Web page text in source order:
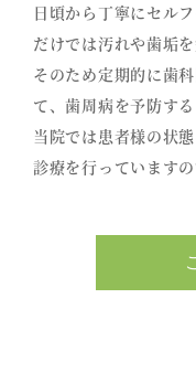
日頃から丁寧にセル
だけでは汚れや歯垢
そのため定期的に歯
て、歯周病を予防する
当院では患者様の状
診療を行っています